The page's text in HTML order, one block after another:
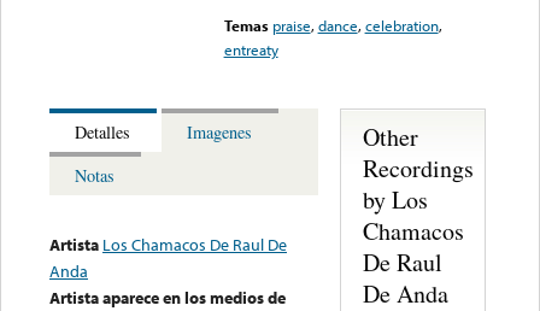
Temas praise,dance,celebration,
entreaty
Detalles
Imagenes
Notas
Artista Los Chamacos De Raul De
Anda
Artista aparece en los medios de
Other
Recordings
by Los
Chamacos
De Raul
De Anda